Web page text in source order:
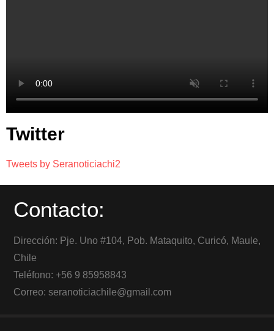
Twitter
Tweets by Seranoticiachi2
Contacto:
Dirección: Pje. Uno #104, Pob. Mataquito, Curicó, Maule,
Chile
Teléfono: +56 9 85958843
Correo: seranoticiachile@gmail.com